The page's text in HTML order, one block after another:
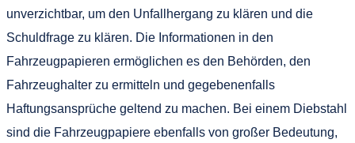
unverzichtbar, um den Unfallhergang zu klären und die
Schuldfrage zu klären. Die Informationen in den
Fahrzeugpapieren ermöglichen es den Behörden, den
Fahrzeughalter zu ermitteln und gegebenenfalls
Haftungsansprüche geltend zu machen. Bei einem Diebstahl
sind die Fahrzeugpapiere ebenfalls von großer Bedeutung,